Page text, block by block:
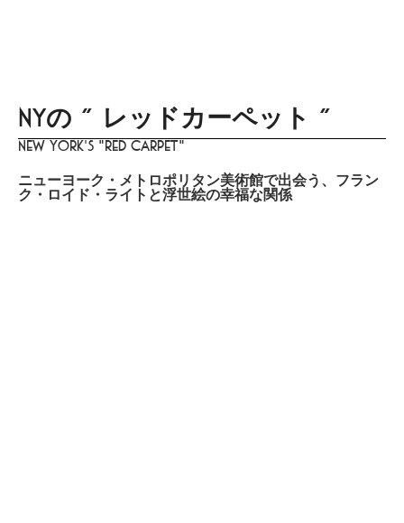
NYの “ レッドカーペット “
New York's "Red Carpet"
ニューヨーク・メトロポリタン美術館で出会う、フラン
ク・ロイド・ライトと浮世絵の幸福な関係